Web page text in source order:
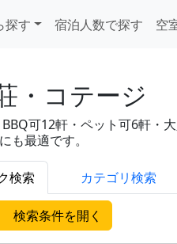
探す 宿泊人数で探す 空
・コテージ
可12軒・ペット可6軒・
最適です。
検索 カテゴリ検索
検索条件を開く